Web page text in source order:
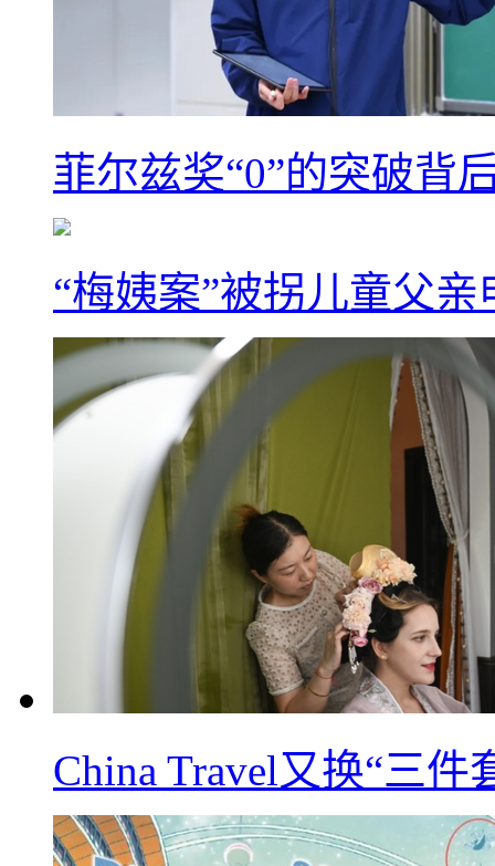
菲尔兹奖“0”的突破背
“梅姨案”被拐儿童父
China Travel又换“三